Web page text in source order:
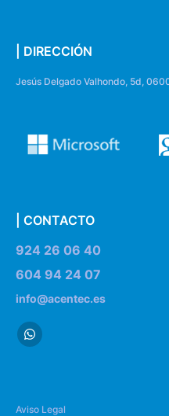
| DIRECCIÓN
Jesús Delgado Valhondo, 5d,
| CONTACTO
924 26 06 40
604 94 24 07
info@acentec.es
Aviso Legal